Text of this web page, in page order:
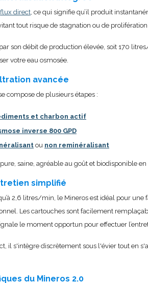
flux direct , ce qui signifie qu’il produit
tout risque de stagnation ou de
son débit de production élevée, soit 170
votre eau osmosée.
avancée
compose de plusieurs étapes :
et charbon actif
inverse 800 GPD
ou non reminéralisant
saine, agréable au goût et biodisponible
simplifié
2,6 litres/min, le Mineros est idéal pour une
Les cartouches sont facilement
le moment opportun pour effectuer
il s'intègre discrètement sous l'évier tout en
du Mineros 2.0